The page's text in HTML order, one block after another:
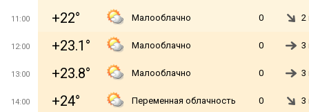
11:00 +22° Малооблачно 0 2
12:00 +23.1° Малооблачно 0 3
13:00 +23.8° Малооблачно 0 3
14:00 +24° Переменная облачность 0 3